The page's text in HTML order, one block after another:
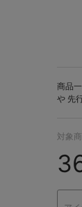
商品
や 先
対象